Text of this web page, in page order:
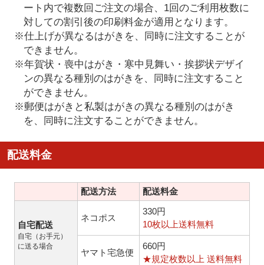
ート内で複数回ご注文の場合、1回のご利用枚数に
対しての割引後の印刷料金が適用となります。
※仕上げが異なるはがきを、同時に注文することが
できません。
※年賀状・喪中はがき・寒中見舞い・挨拶状デザイ
ンの異なる種別のはがきを、同時に注文すること
ができません。
※郵便はがきと私製はがきの異なる種別のはがき
を、同時に注文することができません。
配送料金
配送方法 配送料金
自宅配送
自宅（お手元）
に送る場合
ネコポス
330円
10枚以上送料無料
ヤマト宅急便
660円
★規定枚数以上 送料無料